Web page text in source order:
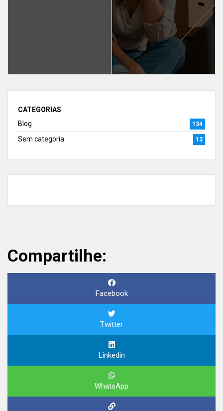
CATEGORIAS
Blog
134
Sem categoria 13
Compartilhe:
Facebook
Twitter
Linkedin
WhatsApp